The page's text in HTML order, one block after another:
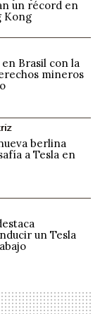
un récord en
Kong
Brasil con la
mineros
berlina
a Tesla en
un Tesla